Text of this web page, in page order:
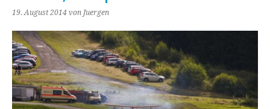
19. August 2014 von Juergen